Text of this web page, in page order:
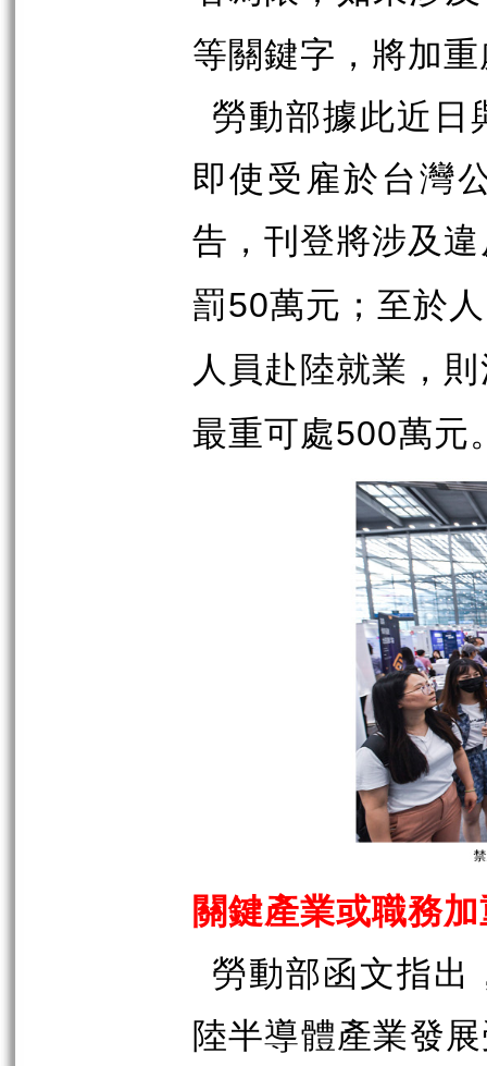
等關鍵字，將加
勞動部據此近日
即使受雇於台灣
告，刊登將涉及
罰50萬元；至於
人員赴陸就業，
最重可處500萬元
關鍵產業或職務
勞動部函文指出
陸半導體產業發